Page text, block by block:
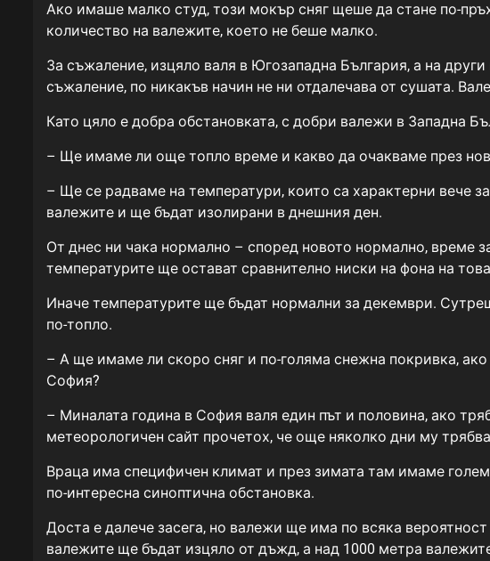
Ако имаше малко студ, този мокър сняг щеше да стане по-
количество на валежите, което не беше малко.
За съжаление, изцяло валя в Югозападна България, а на
съжаление, по никакъв начин не ни отдалечава от сушата.
Като цяло е добра обстановката, с добри валежи в Западна
– Ще имаме ли още топло време и какво да очакваме през
– Ще се радваме на температури, които са характерни вече
валежите и ще бъдат изолирани в днешния ден.
От днес ни чака нормално – според новото нормално, време
температурите ще остават сравнително ниски на фона на
Иначе температурите ще бъдат нормални за декември.
по-топло.
– А ще имаме ли скоро сняг и по-голяма снежна покривка,
София?
– Миналата година в София валя един път и половина, ако
метеорологичен сайт прочетох, че още няколко дни му
Враца има специфичен климат и през зимата там имаме
по-интересна синоптична обстановка.
Доста е далече засега, но валежи ще има по всяка
валежите ще бъдат изцяло от дъжд, а над 1000 метра